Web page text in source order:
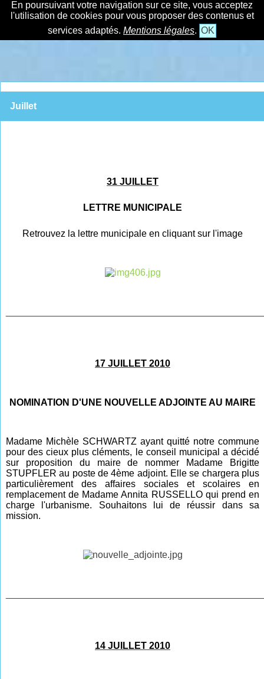
En poursuivant votre navigation sur ce site, vous acceptez
l'utilisation de cookies pour vous proposer des contenus et
services adaptés. Mentions légales. OK
Juillet
31 JUILLET
LETTRE MUNICIPALE
Retrouvez la lettre municipale en cliquant sur l'image
17 JUILLET 2010
NOMINATION D'UNE NOUVELLE ADJOINTE AU MAIRE
Madame Michèle SCHWARTZ ayant quitté notre commune
pour des cieux plus cléments, le conseil municipal a décidé
sur proposition du maire de nommer Madame Brigitte
STUPFLER au poste de 4ème adjoint. Elle se chargera plus
particulièrement des affaires sociales et scolaires en
remplacement de Madame Annita RUSSELLO qui prend en
charge l'urbanisme. Souhaitons lui de réussir dans sa
mission.
14 JUILLET 2010